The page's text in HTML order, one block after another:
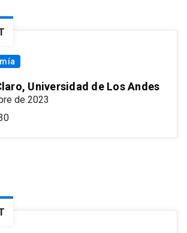
Universidad de Los Andes
de 2023